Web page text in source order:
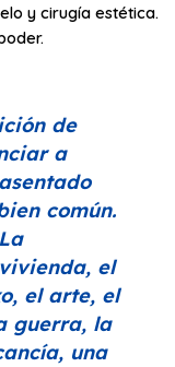
y cirugía estética.
de
a
común.
el
el arte, el
guerra, la
una